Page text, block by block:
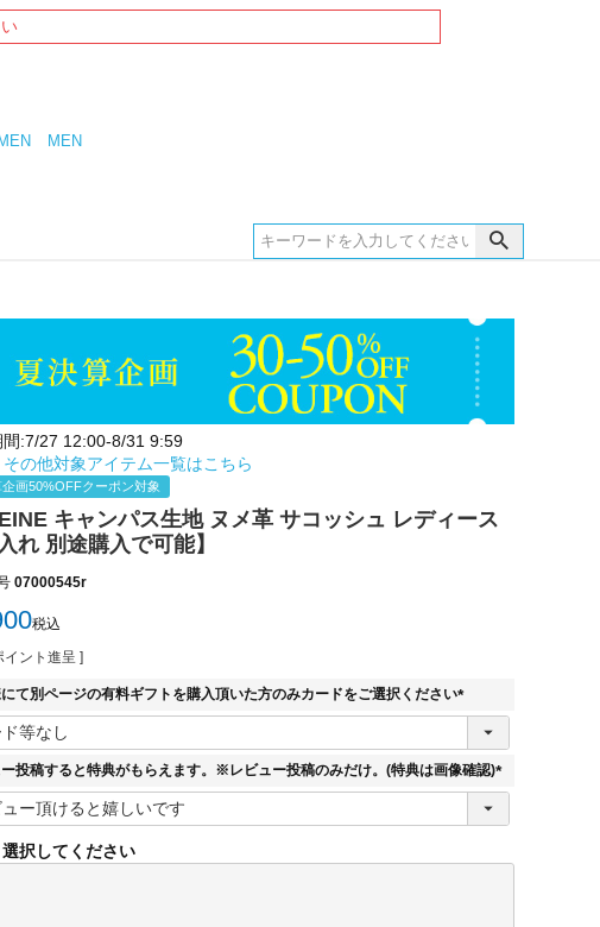
MEN
間:7/27 12:00-8/31 9:59
の他対象アイテム一覧はこちら
画50%OFFクーポン対象
キャンパス生地 ヌメ革 サコッシュ レディース
れ 別途購入で可能】
07000545r
税込
イント進呈 ]
て別ページの有料ギフトを購入頂いた方のみカードをご選択ください
(
須
投稿すると特典がもらえます。※レビュー投稿のみだけ。(特典は画像確認)
(
)
選択してください